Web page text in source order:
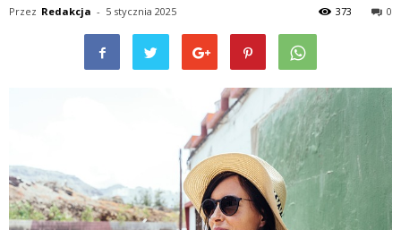
Przez Redakcja - 5 stycznia 2025 0
373